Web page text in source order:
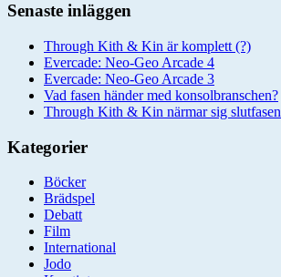
Senaste inläggen
Through Kith & Kin är komplett (?)
Evercade: Neo-Geo Arcade 4
Evercade: Neo-Geo Arcade 3
Vad fasen händer med konsolbranschen?
Through Kith & Kin närmar sig slutfasen
Kategorier
Böcker
Brädspel
Debatt
Film
International
Jodo